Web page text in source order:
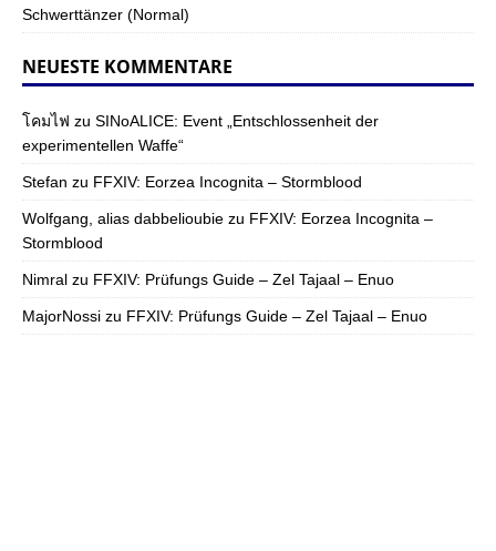
Schwerttänzer (Normal)
NEUESTE KOMMENTARE
โคมไฟ zu SINoALICE: Event „Entschlossenheit der
experimentellen Waffe“
Stefan zu FFXIV: Eorzea Incognita – Stormblood
Wolfgang, alias dabbelioubie zu FFXIV: Eorzea Incognita –
Stormblood
Nimral zu FFXIV: Prüfungs Guide – Zel Tajaal – Enuo
MajorNossi zu FFXIV: Prüfungs Guide – Zel Tajaal – Enuo